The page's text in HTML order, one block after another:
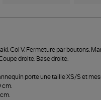
Col V. Fermeture par boutons.
droite. Base droite.
porte une taille XS/S et
cm.